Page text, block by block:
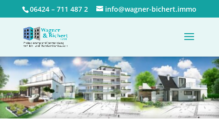
06424 – 711 487 2 info@wagner-bichert.immo